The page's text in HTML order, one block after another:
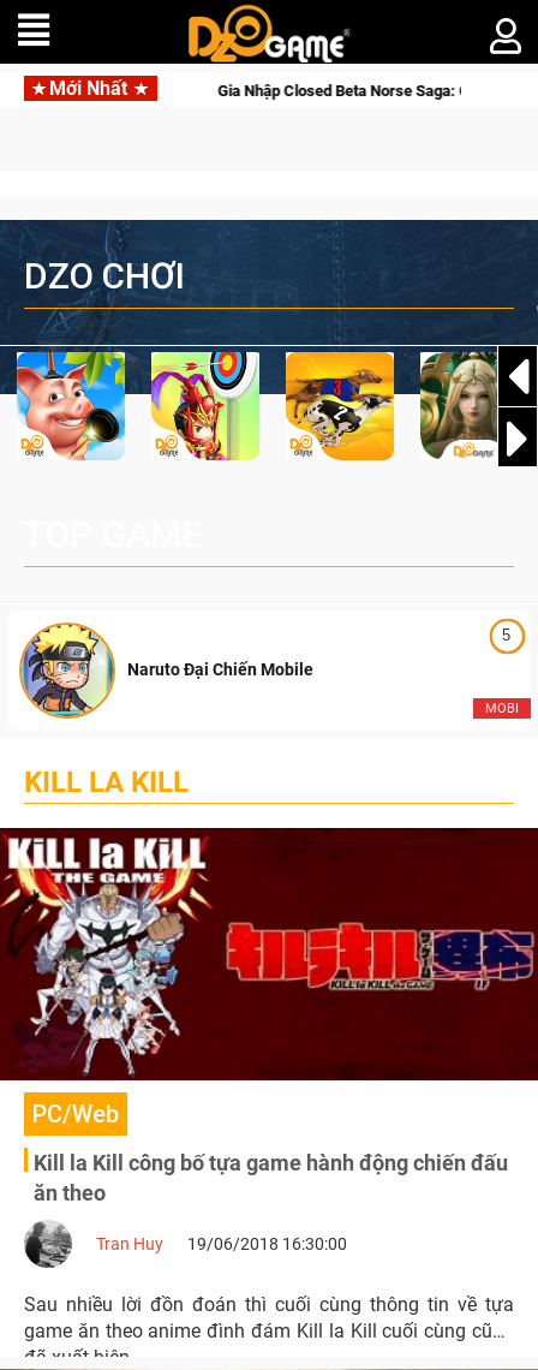
Mới Nhất Gia Nhập Closed Beta Norse Saga: Cửu Giới Thức Tỉnh,
DZO CHƠI
5
MOBI
Naruto Đại Chiến Mobile
KILL LA KILL
PC/Web
Kill la Kill công bố tựa game hành động chiến đấu
ăn theo
Tran Huy 19/06/2018 16:30:00
Sau nhiều lời đồn đoán thì cuối cùng thông tin về tựa
game ăn theo anime đình đám Kill la Kill cuối cùng cũng
đã xuất hiện.